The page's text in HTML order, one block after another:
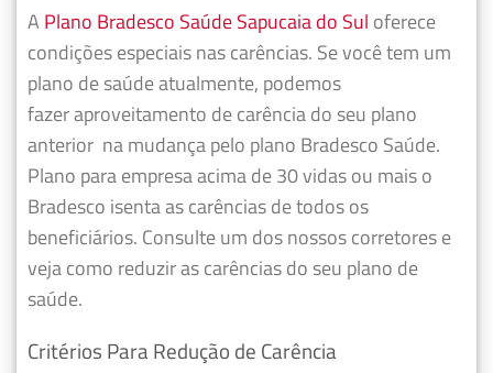
A Plano Bradesco Saúde Sapucaia do Sul oferece
condições especiais nas carências. Se você tem um
plano de saúde atualmente, podemos
fazeraproveitamento de carência do seu plano
anterior na mudança pelo plano Bradesco Saúde.
Plano para empresa acima de 30 vidas ou mais o
Bradesco isenta as carências de todos os
beneficiários. Consulte um dos nossos corretores e
veja como reduzir as carências do seu plano de
saúde.
Critérios Para Redução de Carência